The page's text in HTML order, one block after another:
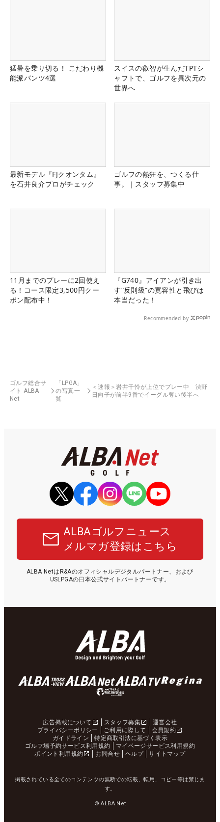
猛暑を乗り切る！ こだわり機
能派パンツ4選
スイスの叡智が生んだTPTシ
ャフトで、ゴルフを異次元の
世界へ
最新モデル『FJクオンタム』
を石井良介プロがチェック
ゴルフの熱狂を、つくる仕
事。｜スタッフ募集中
11月までのプレーに2回使え
る！コース限定3,500円クー
ポン配布中！
『G740』アイアンが引き出
す“反則級”の寛容性と飛びは
本当だった！
Recommended by
ゴルフ総合サ
イト ALBA
Net
「LPGA」
の写真一
覧
＜速報＞岩井千怜が上位でプレー中 渋野
日向子が前半9番でイーグル奪い後半へ
ALBAゴルフニュース
メルマガ登録はこちら
ALBA NetはR&Aのオフィシャルデジタルパートナー、および
USLPGAの日本公式サイトパートナーです。
広告掲載について スタッフ募集
運営会社
プライバシーポリシー
ご利用に際して
会員規約
ガイドライン
特定商取引法に基づく表示
ゴルフ場予約サービス利用規約
マイページサービス利用規約
ポイント利用規約
お問合せ ヘルプ サイトマップ
掲載されている全てのコンテンツの無断での転載、転用、コピー等は禁じま
す。
© ALBA Net